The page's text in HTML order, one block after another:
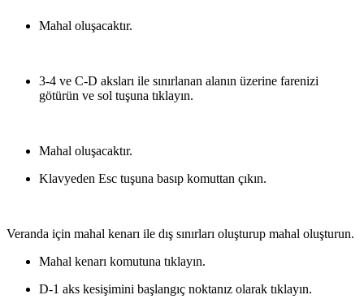
Mahal oluşacaktır.
3-4 ve C-D aksları ile sınırlanan alanın üzerine farenizi
götürün ve sol tuşuna tıklayın.
Mahal oluşacaktır.
Klavyeden Esc tuşuna basıp komuttan çıkın.
Veranda için mahal kenarı ile dış sınırları oluşturup mahal oluşturun.
Mahal kenarı komutuna tıklayın.
D-1 aks kesişimini başlangıç noktanız olarak tıklayın.